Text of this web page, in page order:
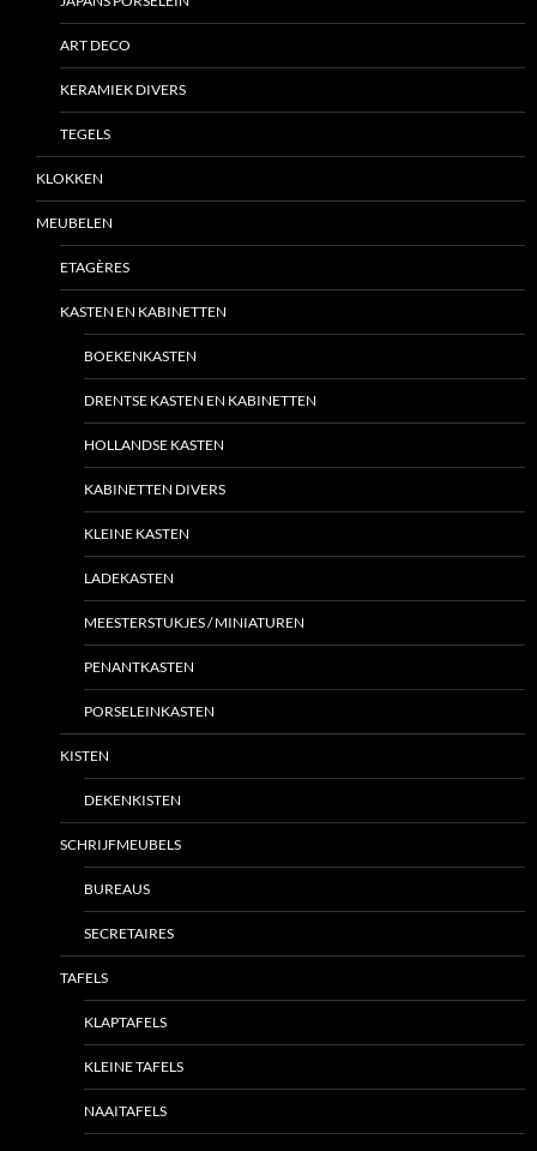
ART DECO
KERAMIEK DIVERS
TEGELS
KLOKKEN
MEUBELEN
ETAGÈRES
KASTEN EN KABINETTEN
BOEKENKASTEN
DRENTSE KASTEN EN KABINETTEN
HOLLANDSE KASTEN
KABINETTEN DIVERS
KLEINE KASTEN
LADEKASTEN
MEESTERSTUKJES / MINIATUREN
PENANTKASTEN
PORSELEINKASTEN
KISTEN
DEKENKISTEN
SCHRIJFMEUBELS
BUREAUS
SECRETAIRES
TAFELS
KLAPTAFELS
KLEINE TAFELS
NAAITAFELS